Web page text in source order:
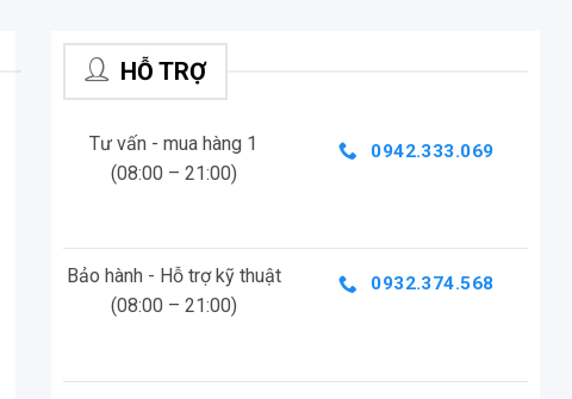
HỖ TRỢ
Tư vấn - mua hàng 1
(08:00 – 21:00)
0942.333.069
Bảo hành - Hỗ trợ kỹ thuật
(08:00 – 21:00)
0932.374.568